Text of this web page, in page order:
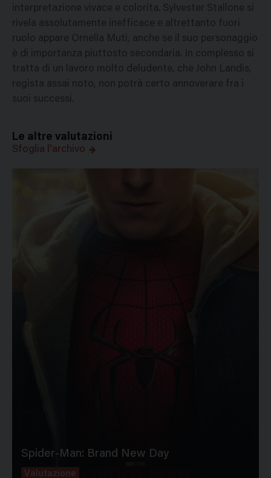
interpretazione vivace e colorita. Sylvester Stallone si
rivela assolutamente inefficace e altrettanto fuori
ruolo appare Ornella Muti, anche se il suo personaggio
è di importanza piuttosto secondaria. In complesso si
tratta di un lavoro molto deludente, che John Landis,
regista assai noto, non potrà certo annoverare fra i
suoi successi.
Le altre valutazioni
Sfoglia l'archivo
Spider-Man: Brand New Day
Valutazione